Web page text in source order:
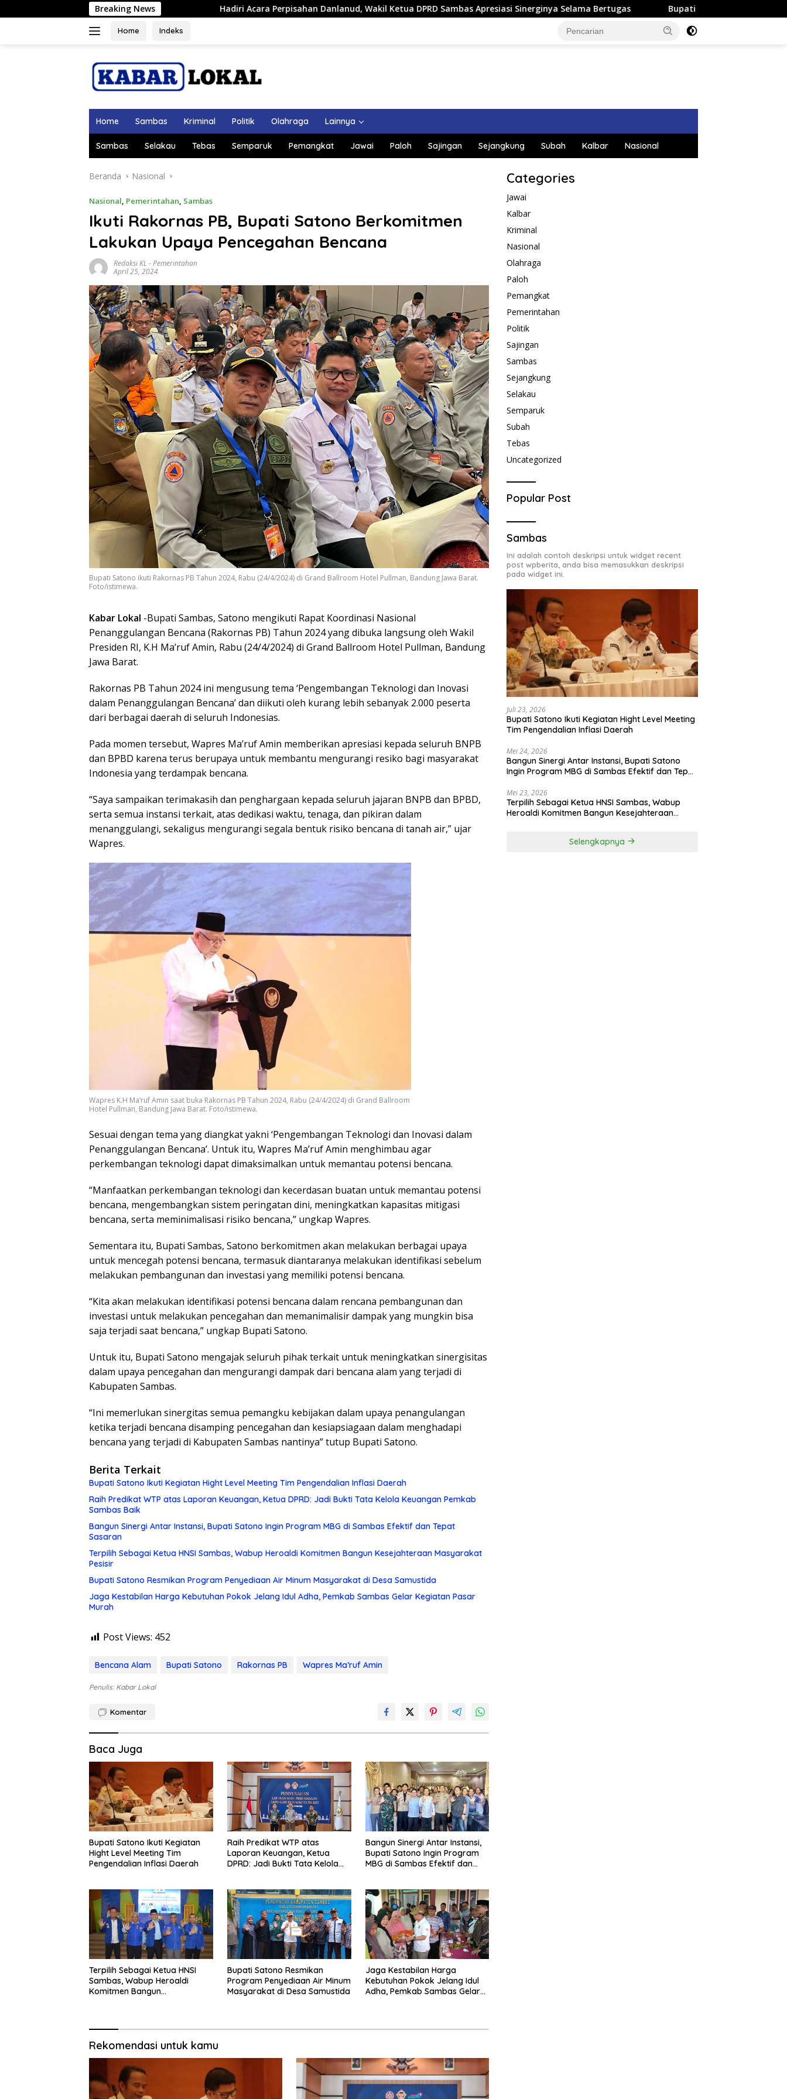
ke
Breaking News
Hadiri Acara Perpisahan Danlanud, Wakil Ketua DPRD Sambas Apresiasi Sinerginya Selama Bertugas Bupati Satono Ikuti Kegiatan Hight Level Meeting Tim
Home Indeks
Home Sambas Kriminal Politik Olahraga Lainnya
Sambas Selakau Tebas Semparuk Pemangkat Jawai Paloh Sajingan Sejangkung Subah Kalbar Nasional
Beranda Nasional
Nasional, Pemerintahan, Sambas
Ikuti Rakornas PB, Bupati Satono Berkomitmen
Lakukan Upaya Pencegahan Bencana
Redaksi KL -Pemerintahan
April 25, 2024
Bupati Satono ikuti Rakornas PB Tahun 2024, Rabu (24/4/2024) di Grand Ballroom Hotel Pullman, Bandung Jawa Barat.
Foto/istimewa.
Kabar Lokal -Bupati Sambas, Satono mengikuti Rapat Koordinasi Nasional
Penanggulangan Bencana (Rakornas PB) Tahun 2024 yang dibuka langsung oleh Wakil
Presiden RI, K.H Ma’ruf Amin, Rabu (24/4/2024) di Grand Ballroom Hotel Pullman, Bandung
Jawa Barat.
Rakornas PB Tahun 2024 ini mengusung tema ‘Pengembangan Teknologi dan Inovasi
dalam Penanggulangan Bencana’ dan diikuti oleh kurang lebih sebanyak 2.000 peserta
dari berbagai daerah di seluruh Indonesias.
Pada momen tersebut, Wapres Ma’ruf Amin memberikan apresiasi kepada seluruh BNPB
dan BPBD karena terus berupaya untuk membantu mengurangi resiko bagi masyarakat
Indonesia yang terdampak bencana.
“Saya sampaikan terimakasih dan penghargaan kepada seluruh jajaran BNPB dan BPBD,
serta semua instansi terkait, atas dedikasi waktu, tenaga, dan pikiran dalam
menanggulangi, sekaligus mengurangi segala bentuk risiko bencana di tanah air,” ujar
Wapres.
Wapres K.H Ma’ruf Amin saat buka Rakornas PB Tahun 2024, Rabu (24/4/2024) di Grand Ballroom
Hotel Pullman, Bandung Jawa Barat. Foto/istimewa.
Sesuai dengan tema yang diangkat yakni ‘Pengembangan Teknologi dan Inovasi dalam
Penanggulangan Bencana’. Untuk itu, Wapres Ma’ruf Amin menghimbau agar
perkembangan teknologi dapat dimaksimalkan untuk memantau potensi bencana.
“Manfaatkan perkembangan teknologi dan kecerdasan buatan untuk memantau potensi
bencana, mengembangkan sistem peringatan dini, meningkatkan kapasitas mitigasi
bencana, serta meminimalisasi risiko bencana,” ungkap Wapres.
Sementara itu, Bupati Sambas, Satono berkomitmen akan melakukan berbagai upaya
untuk mencegah potensi bencana, termasuk diantaranya melakukan identifikasi sebelum
melakukan pembangunan dan investasi yang memiliki potensi bencana.
“Kita akan melakukan identifikasi potensi bencana dalam rencana pembangunan dan
investasi untuk melakukan pencegahan dan memanimalisir dampak yang mungkin bisa
saja terjadi saat bencana,” ungkap Bupati Satono.
Untuk itu, Bupati Satono mengajak seluruh pihak terkait untuk meningkatkan sinergisitas
dalam upaya pencegahan dan mengurangi dampak dari bencana alam yang terjadi di
Kabupaten Sambas.
“Ini memerlukan sinergitas semua pemangku kebijakan dalam upaya penangulangan
ketika terjadi bencana disamping pencegahan dan kesiapsiagaan dalam menghadapi
bencana yang terjadi di Kabupaten Sambas nantinya” tutup Bupati Satono.
Berita Terkait
Bupati Satono Ikuti Kegiatan Hight Level Meeting Tim Pengendalian Inflasi Daerah
Raih Predikat WTP atas Laporan Keuangan, Ketua DPRD: Jadi Bukti Tata Kelola Keuangan Pemkab
Sambas Baik
Bangun Sinergi Antar Instansi, Bupati Satono Ingin Program MBG di Sambas Efektif dan Tepat
Sasaran
Terpilih Sebagai Ketua HNSI Sambas, Wabup Heroaldi Komitmen Bangun Kesejahteraan Masyarakat
Pesisir
Bupati Satono Resmikan Program Penyediaan Air Minum Masyarakat di Desa Samustida
Jaga Kestabilan Harga Kebutuhan Pokok Jelang Idul Adha, Pemkab Sambas Gelar Kegiatan Pasar
Murah
Post Views: 452
Bencana Alam Bupati Satono Rakornas PB Wapres Ma’ruf Amin
Penulis: Kabar Lokal
Komentar
Baca Juga
Bupati Satono Ikuti Kegiatan
Hight Level Meeting Tim
Pengendalian Inflasi Daerah
Raih Predikat WTP atas
Laporan Keuangan, Ketua
DPRD: Jadi Bukti Tata Kelola
Bangun Sinergi Antar Instansi,
Bupati Satono Ingin Program
MBG di Sambas Efektif dan
Terpilih Sebagai Ketua HNSI
Sambas, Wabup Heroaldi
Komitmen Bangun
Bupati Satono Resmikan
Program Penyediaan Air Minum
Masyarakat di Desa Samustida
Jaga Kestabilan Harga
Kebutuhan Pokok Jelang Idul
Adha, Pemkab Sambas Gelar
Rekomendasi untuk kamu
Categories
Jawai
Kalbar
Kriminal
Nasional
Olahraga
Paloh
Pemangkat
Pemerintahan
Politik
Sajingan
Sambas
Sejangkung
Selakau
Semparuk
Subah
Tebas
Uncategorized
Popular Post
Sambas
Ini adalah contoh deskripsi untuk widget recent
post wpberita, anda bisa memasukkan deskripsi
pada widget ini.
Juli 23, 2026
Bupati Satono Ikuti Kegiatan Hight Level Meeting
Tim Pengendalian Inflasi Daerah
Mei 24, 2026
Bangun Sinergi Antar Instansi, Bupati Satono
Ingin Program MBG di Sambas Efektif dan Tepat
Mei 23, 2026
Terpilih Sebagai Ketua HNSI Sambas, Wabup
Heroaldi Komitmen Bangun Kesejahteraan
Selengkapnya